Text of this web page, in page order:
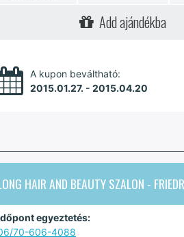
Add ajándékba
A kupon beváltható:
2015.01.27. - 2015.04.20
HAIR AND BEAUTY SZALON -
egyeztetés:
70-606-4088